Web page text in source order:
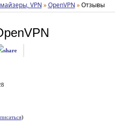
VPN » OpenVPN » Отзывы
)